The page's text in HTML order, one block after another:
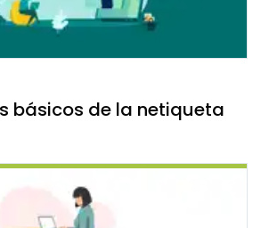
básicos de la netiqueta